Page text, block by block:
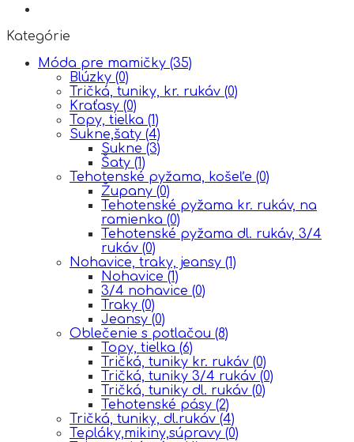
Kategórie
Móda pre mamičky (35)
Blúzky (0)
Tričká, tuniky, kr. rukáv (0)
Kraťasy (0)
Topy, tielka (1)
Sukne,šaty (4)
Sukne (3)
Šaty (1)
Tehotenské pyžama, košeľe (0)
Župany (0)
Tehotenské pyžama kr. rukáv, na
ramienka (0)
Tehotenské pyžama dl. rukáv, 3/4
rukáv (0)
Nohavice, traky, jeansy (1)
Nohavice (1)
3/4 nohavice (0)
Traky (0)
Jeansy (0)
Oblečenie s potlačou (8)
Topy, tielka (6)
Tričká, tuniky kr. rukáv (0)
Tričká, tuniky 3/4 rukáv (0)
Tričká, tuniky dl. rukáv (0)
Tehotenské pásy (2)
Tričká, tuniky, dl.rukáv (4)
Tepláky,mikiny,súpravy (0)